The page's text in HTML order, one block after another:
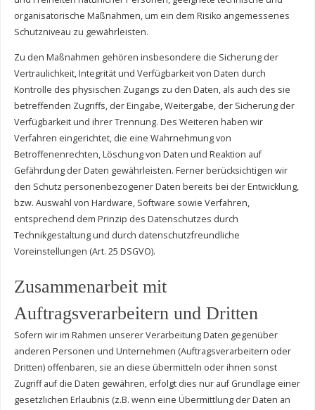
organisatorische Maßnahmen, um ein dem Risiko angemessenes
Schutzniveau zu gewährleisten.
Zu den Maßnahmen gehören insbesondere die Sicherung der
Vertraulichkeit, Integrität und Verfügbarkeit von Daten durch
Kontrolle des physischen Zugangs zu den Daten, als auch des sie
betreffenden Zugriffs, der Eingabe, Weitergabe, der Sicherung der
Verfügbarkeit und ihrer Trennung. Des Weiteren haben wir
Verfahren eingerichtet, die eine Wahrnehmung von
Betroffenenrechten, Löschung von Daten und Reaktion auf
Gefährdung der Daten gewährleisten. Ferner berücksichtigen wir
den Schutz personenbezogener Daten bereits bei der Entwicklung,
bzw. Auswahl von Hardware, Software sowie Verfahren,
entsprechend dem Prinzip des Datenschutzes durch
Technikgestaltung und durch datenschutzfreundliche
Voreinstellungen (Art. 25 DSGVO).
Zusammenarbeit mit
Auftragsverarbeitern und Dritten
Sofern wir im Rahmen unserer Verarbeitung Daten gegenüber
anderen Personen und Unternehmen (Auftragsverarbeitern oder
Dritten) offenbaren, sie an diese übermitteln oder ihnen sonst
Zugriff auf die Daten gewähren, erfolgt dies nur auf Grundlage einer
gesetzlichen Erlaubnis (z.B. wenn eine Übermittlung der Daten an